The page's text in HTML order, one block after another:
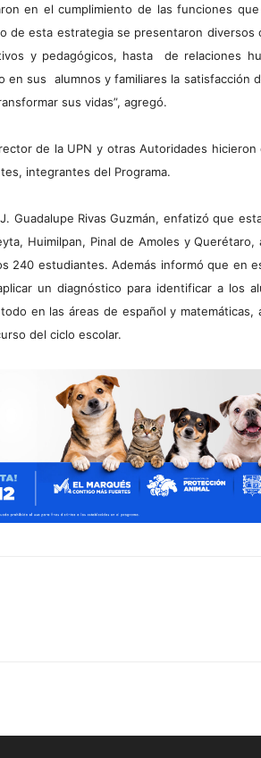
en el cumplimiento de las funciones
de esta estrategia se presentaron diversos
y pedagógicos, hasta de relaciones
en sus alumnos y familiares la satisfacción
sus vidas”, agregó.
de la UPN y otras Autoridades hicieron
integrantes del Programa.
Guadalupe Rivas Guzmán, enfatizó que
Huimilpan, Pinal de Amoles y Querétaro,
240 estudiantes. Además informó que en
un diagnóstico para identificar a los
en las áreas de español y matemáticas,
del ciclo escolar.